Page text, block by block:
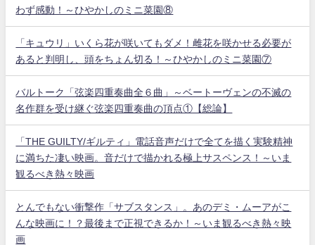
わず感動！～ひやかしのミニ菜園⑧
「キュウリ」いくら花が咲いてもダメ！雌花を咲かせる必要が
あると判明し、頭をちょん切る！～ひやかしのミニ菜園⑦
バルトーク「弦楽四重奏曲全６曲」～ベートーヴェンの不滅の
名作群を受け継ぐ弦楽四重奏曲の頂点①【総論】
「THE GUILTY/ギルティ」電話音声だけで全てを描く実験精神
に満ちた凄い映画。音だけで描かれる極上サスペンス！～いま
観るべき熱々映画
とんでもない衝撃作「サブスタンス」。あのデミ・ムーアがこ
んな映画に！？最後まで正視できるか！～いま観るべき熱々映
画